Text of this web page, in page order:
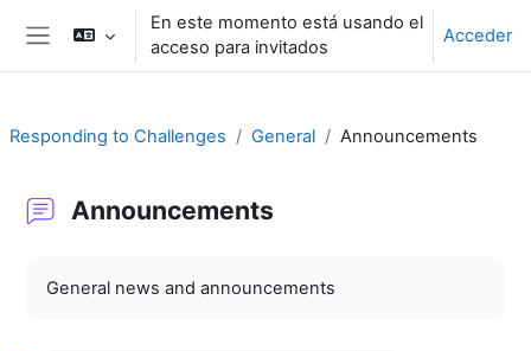
Salta al contenido principal
Panel lateral
En este momento está usando el
acceso para invitados
Acceder
Responding to Challenges General Announcements
Announcements
General news and announcements